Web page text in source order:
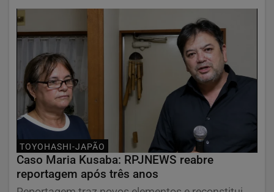
TOYOHASHI-JAPÃO
Caso Maria Kusaba: RPJNEWS reabre
reportagem após três anos